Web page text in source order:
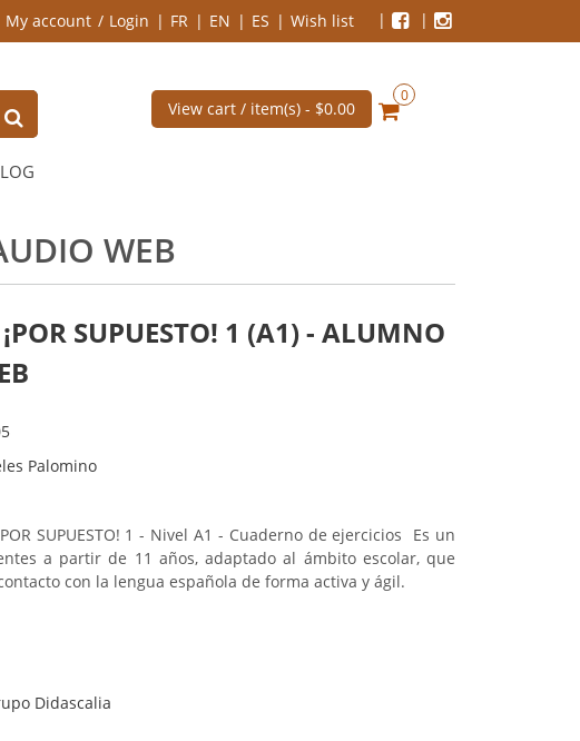
My account Login FR EN ES Wish list
View cart / item(s) - $0.00
0
WEB
SUPUESTO! 1 (A1) - ALUMNO
Palomino
¡POR SUPUESTO! 1 - Nivel A1 - Cuaderno de ejercicios Es un
a partir de 11 años, adaptado al ámbito escolar, que
con la lengua española de forma activa y ágil.
Didascalia